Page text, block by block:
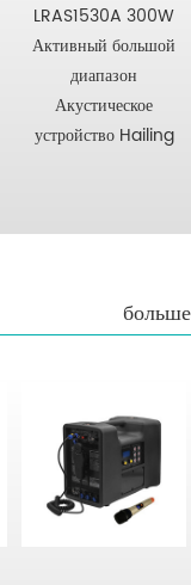
LRAS1530A 300W
Активный большой
диапазон
Акустическое
устройство Hailing
больше